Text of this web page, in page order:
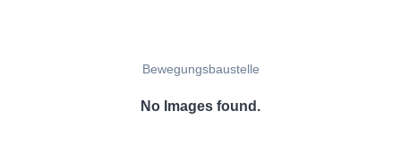
Bewegungsbaustelle
No Images found.